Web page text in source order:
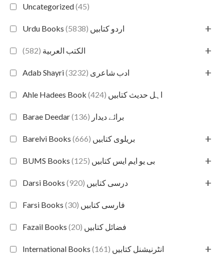
Uncategorized(45)
Urdu Books اردو کتابیں (5838) +
الكتب العربية (582) +
Adab Shayri ادب شاعری (3232) +
Ahle Hadees Book اہل حدیث کتابیں (424)
Barae Deedar برائے دیدار (136)
Barelvi Books بریلوی کتابیں (666) +
BUMS Books بی یو ایم ایس کتابیں (125) +
Darsi Books درسی کتابیں (920) +
Farsi Books فارسی کتابیں (30)
Fazail Books فضائل کتابیں (20)
International Books انٹرنیشنل کتابیں (161) +